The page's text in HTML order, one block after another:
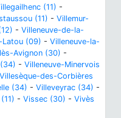
(11) -
(11) - Villemur-
- Villeneuve-de-la-
Latou (09) - Villeneuve-la-
Avignon (30) -
- Villeneuve-Minervois
Villesèque-des-Corbières
(34) - Villeveyrac (34) -
- Vissec (30) - Vivès